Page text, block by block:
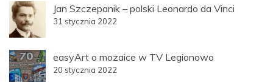
Jan Szczepanik – polski Leonardo da Vinci
31 stycznia 2022
easyArt o mozaice w TV Legionowo
20 stycznia 2022